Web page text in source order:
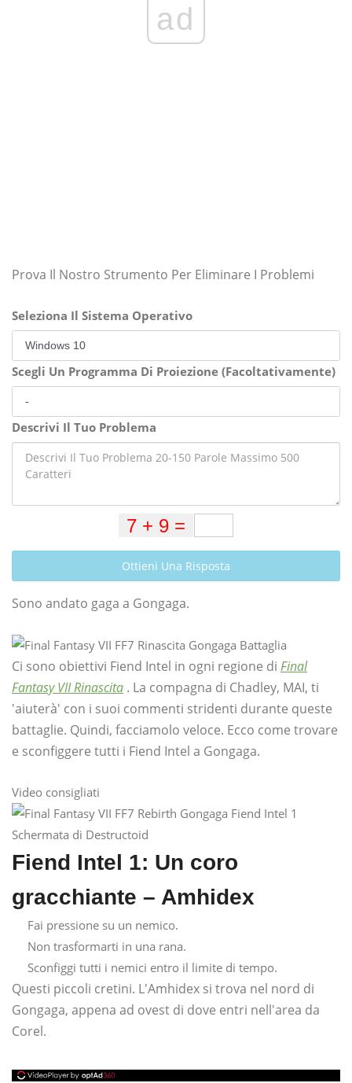
ad
Prova Il Nostro Strumento Per Eliminare I Problemi
Seleziona Il Sistema Operativo
Scegli Un Programma Di Proiezione (Facoltativamente)
Descrivi Il Tuo Problema
Ottieni Una Risposta
Sono andato gaga a Gongaga.
Ci sono obiettivi Fiend Intel in ogni regione di Final
Fantasy VII Rinascita . La compagna di Chadley, MAI, ti
'aiuterà' con i suoi commenti stridenti durante queste
battaglie. Quindi, facciamolo veloce. Ecco come trovare
e sconfiggere tutti i Fiend Intel a Gongaga.
Video consigliati
Schermata di Destructoid
Fiend Intel 1: Un coro
gracchiante – Amhidex
Fai pressione su un nemico.
Non trasformarti in una rana.
Sconfiggi tutti i nemici entro il limite di tempo.
Questi piccoli cretini. L'Amhidex si trova nel nord di
Gongaga, appena ad ovest di dove entri nell'area da
Corel.